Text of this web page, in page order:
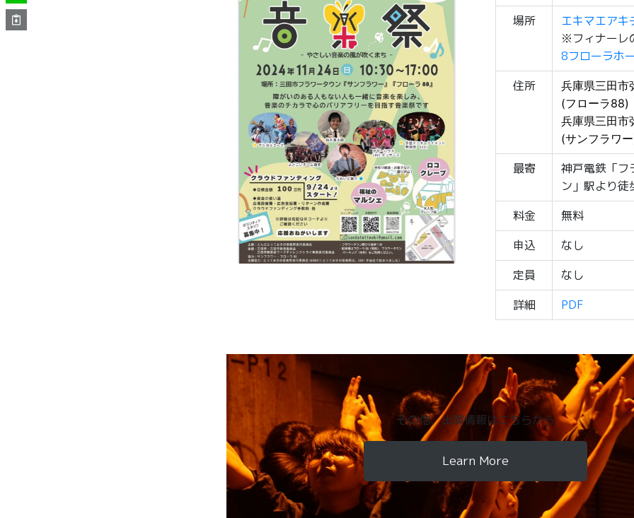
場所
エキマエアキ
※フィナーレ
8フローラホ
住所
兵庫県三田市
(フローラ88)
兵庫県三田市
(サンフラワ
最寄
神戸電鉄「フ
ン」駅より徒
料金
無料
申込
なし
定員
なし
詳細
PDF
その他、出演情報はこちらから
Learn More